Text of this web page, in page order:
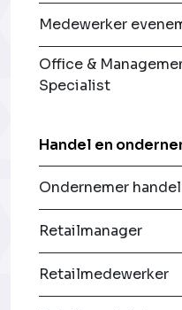
Medewerker
Office &
Specialist
Handel en
Ondernemer handel
Retailmanager
Retailmedewerker